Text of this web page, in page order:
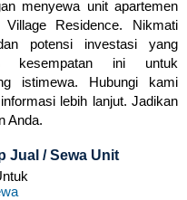
menyewa unit apartemen
Residence. Nikmati
potensi investasi yang
kesempatan ini untuk
istimewa. Hubungi kami
lebih lanjut. Jadikan
Anda.
Jual / Sewa Unit